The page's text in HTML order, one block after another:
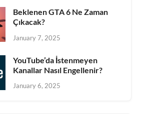
Beklenen GTA 6 Ne Zaman
Çıkacak?
January 7, 2025
YouTube’da İstenmeyen
Kanallar Nasıl Engellenir?
January 6, 2025